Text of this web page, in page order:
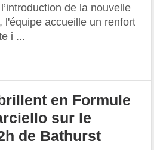
l’introduction de la nouvelle
l'équipe accueille un renfort
i ...
en Formule
sur le
de Bathurst